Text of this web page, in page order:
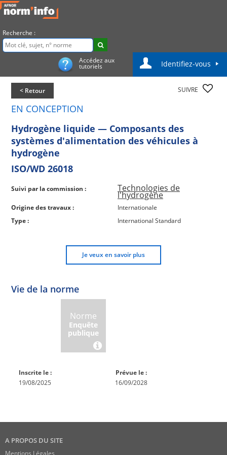
Recherche :
Accédez aux
tutoriels Identifiez-vous
< Retour SUIVRE
EN CONCEPTION
Hydrogène liquide — Composants des
systèmes d'alimentation des véhicules à
hydrogène
ISO/WD 26018
Suivi par la commission : Technologies de
l'hydrogène
Origine des travaux :
Internationale
Type :
International Standard
Je veux en savoir plus
Vie de la norme
Inscrite le :
19/08/2025
Norme
Enquête
publique
Prévue le :
16/09/2028
A PROPOS DU SITE
Mentions Légales